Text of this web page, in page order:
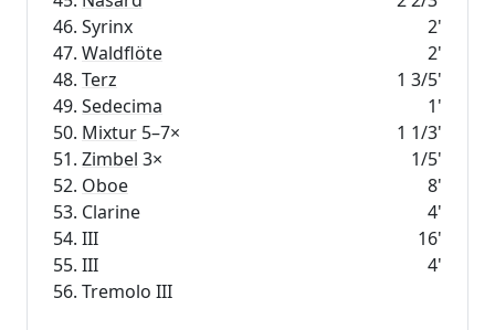
46. Syrinx
2'
47. Waldflöte
2'
48. Terz
1 3/5'
49. Sedecima
1'
50. Mixtur 5–7×
1 1/3'
51. Zimbel 3×
1/5'
52. Oboe
8'
53. Clarine
4'
54. III
16'
55. III
4'
56. Tremolo III